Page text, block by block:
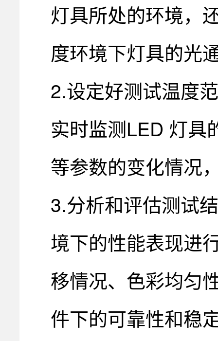
灯具所处的环境，
度环境下灯具的光
2.设定好测试温度
实时监测LED 灯具
等参数的变化情况
3.分析和评估测试
境下的性能表现进
移情况、色彩均匀
件下的可靠性和稳